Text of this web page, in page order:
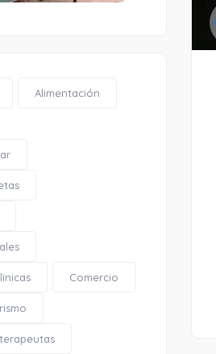
Alimentación
Comercio